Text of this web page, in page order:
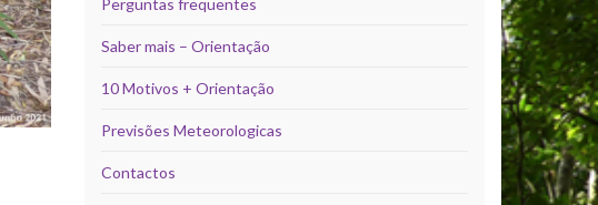
Perguntas frequentes
Saber mais – Orientação
10 Motivos + Orientação
Previsões Meteorologicas
Contactos